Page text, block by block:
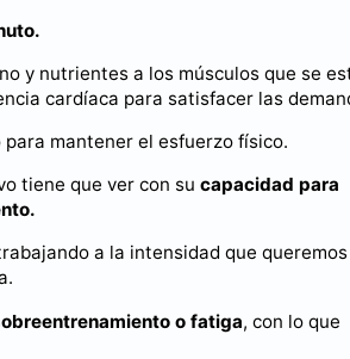
y nutrientes a los músculos que se
cardíaca para satisfacer las
mantener el esfuerzo físico.
tiene que ver con su capacidad para
a la intensidad que
o fatiga, con lo que